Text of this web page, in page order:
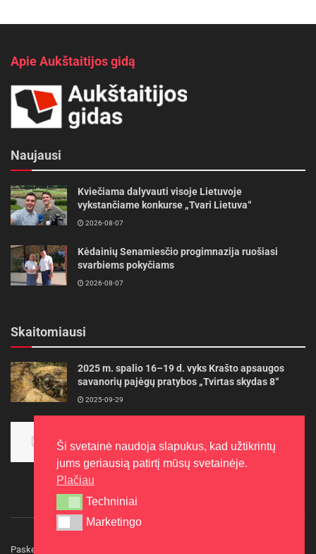
Apie Aukštaitijos gidą
Naujausi
Kviečiama dalyvauti visoje Lietuvoje
vykstančiame konkurse „Tvari Lietuva“
2026-08-07
Kėdainių Senamiesčio progimnazija ruošiasi
svarbiems pokyčiams
2026-08-07
Skaitomiausi
2025 m. spalio 16–19 d. vyks Krašto apsaugos
savanorių pajėgų pratybos „Tvirtas skydas 8“
2025-09-29
aukso
2015-10-30
Paskelbkite naujieną
Ši svetainė naudoja slapukus, kad užtikrintų
jums geriausią patirtį mūsų svetainėje.
Plačiau
Techniniai
Techniniai
Marketingo
Marketingo